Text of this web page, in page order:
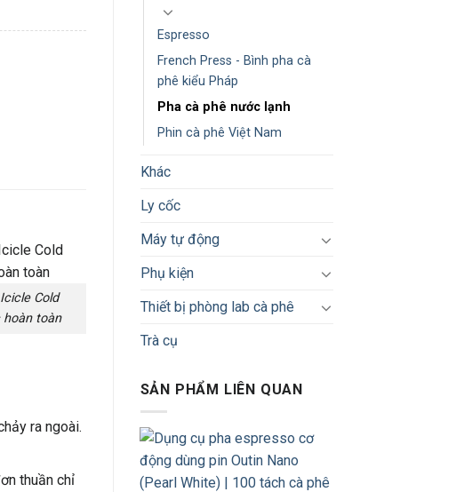
Espresso
French Press - Bình pha cà
phê kiểu Pháp
Pha cà phê nước lạnh
Phin cà phê Việt Nam
Khác
Ly cốc
Máy tự động
Phụ kiện
Thiết bị phòng lab cà phê
Trà cụ
SẢN PHẨM LIÊN QUAN
Brewer 600ml số lượng
Cold
toàn
ra ngoài.
thuần chỉ